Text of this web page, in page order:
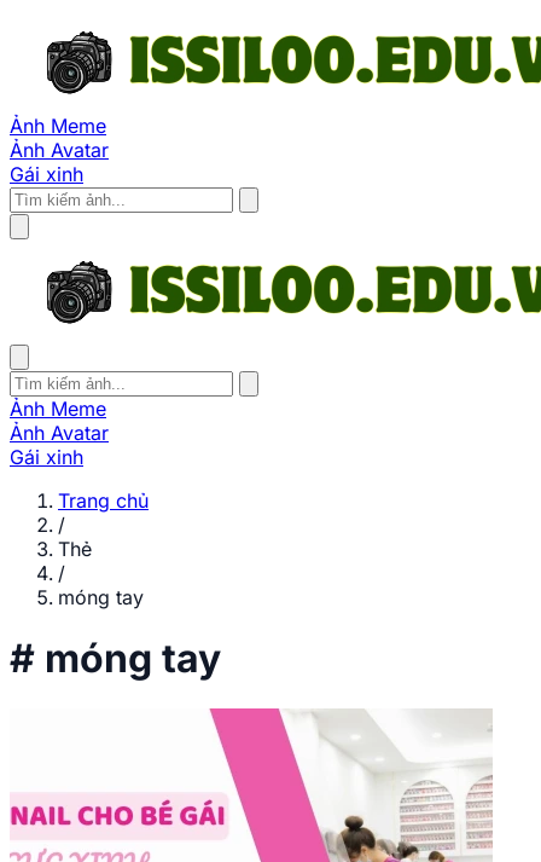
Ảnh Meme
Ảnh Avatar
Gái xinh
Ảnh Meme
Ảnh Avatar
Gái xinh
Trang chủ
/
Thẻ
/
móng tay
# móng tay